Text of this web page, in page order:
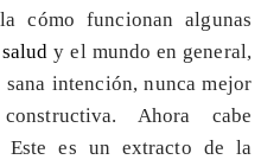
cómo funcionan algunas
y el mundo en general,
intención, nunca mejor
Ahora cabe
Este es un extracto de la